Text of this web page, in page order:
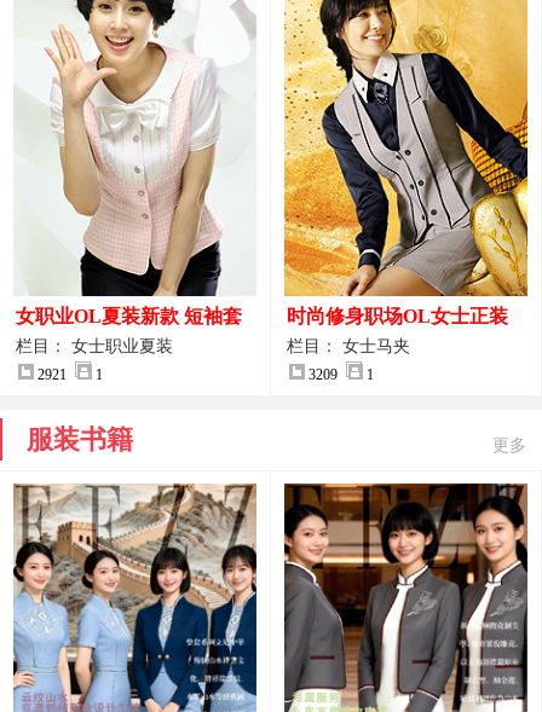
女职业OL夏装新款 短袖套
装女正装
栏目： 女士职业夏装
2921 1
时尚修身职场OL女士正装
马甲拍摄大图
栏目： 女士马夹
3209 1
服装书籍 更多